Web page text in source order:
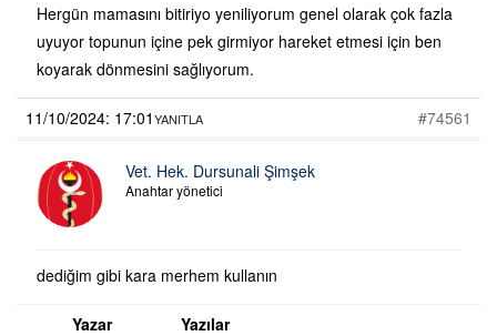
Hergün mamasını bitiriyo yeniliyorum genel olarak çok fazla
uyuyor topunun içine pek girmiyor hareket etmesi için ben
koyarak dönmesini sağlıyorum.
11/10/2024: 17:01 #74561
YANITLA
Vet. Hek. Dursunali Şimşek
Anahtar yönetici
dediğim gibi kara merhem kullanın
Yazar Yazılar